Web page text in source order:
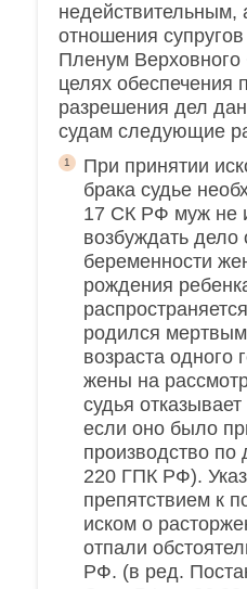
отношения
Пленум
целях обеспечения
разрешения дел
судам следующие
При принятии
брака судье
17 СК РФ муж не
возбуждать
беременности
рождения
родился
возраста одного
жены на
судья
если оно было
производство по
220 ГПК РФ).
препятствием к
иском о
отпали
РФ. (в ред.
1